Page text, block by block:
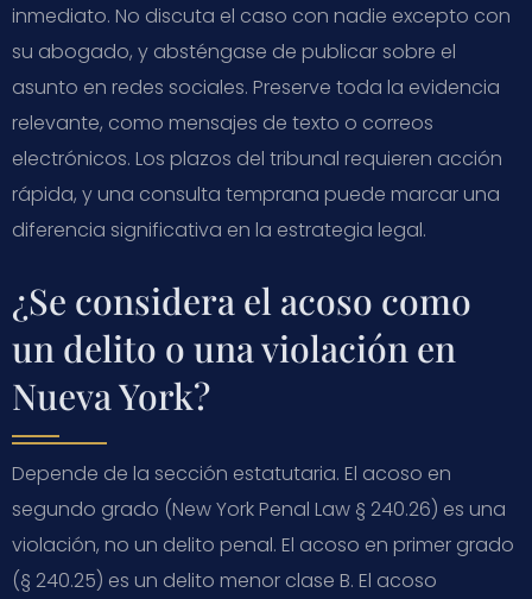
inmediato. No discuta el caso con nadie excepto con
su abogado, y absténgase de publicar sobre el
asunto en redes sociales. Preserve toda la evidencia
relevante, como mensajes de texto o correos
electrónicos. Los plazos del tribunal requieren acción
rápida, y una consulta temprana puede marcar una
diferencia significativa en la estrategia legal.
¿Se considera el acoso como
un delito o una violación en
Nueva York?
Depende de la sección estatutaria. El acoso en
segundo grado (New York Penal Law § 240.26) es una
violación, no un delito penal. El acoso en primer grado
(§ 240.25) es un delito menor clase B. El acoso